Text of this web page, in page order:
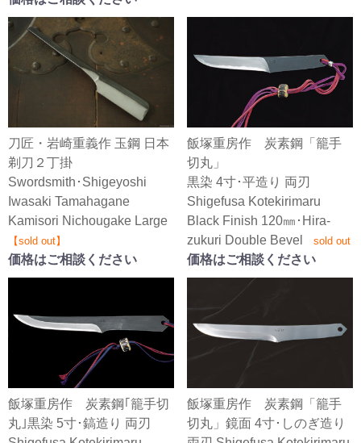
刀匠・岩崎重義作 玉鋼 日本
剃刀２丁掛
Swordsmith･Shigeyoshi
Iwasaki Tamahagane
Kamisori Nichougake Large
【sold out】
価格はご相談ください
飯塚重房作 炭素鋼「籠手
切丸」
黒染 4寸･平造り 両刃
Shigefusa Kotekirimaru
Black Finish 120㎜･Hira-
zukuri Double Bevel
sold out
価格はご相談ください
飯塚重房作 炭素鋼｢籠手切
丸｣黒染 5寸･鎬造り 両刃
飯塚重房作 炭素鋼「籠手
切丸」鏡面 4寸･しのぎ造り